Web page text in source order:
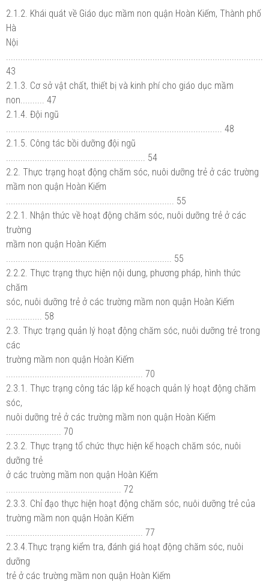
2.1.2. Khái quát về Giáo dục mầm non quận Hoàn Kiếm, Thành phố
Hà
Nội
43
2.1.3. Cơ sở vật chất, thiết bị và kinh phí cho giáo dục mầm
non.......... 47
2.1.4. Đội ngũ
.......................................................................................... 48
2.1.5. Công tác bồi dưỡng đội ngũ
.......................................................... 54
2.2. Thực trạng hoạt động chăm sóc, nuôi dưỡng trẻ ở các trường
mầm non quận Hoàn Kiếm
...................................................................... 55
2.2.1. Nhận thức về hoạt động chăm sóc, nuôi dưỡng trẻ ở các
trường
mầm non quận Hoàn Kiếm
..................................................................... 55
2.2.2. Thực trạng thực hiện nội dung, phương pháp, hình thức
chăm
sóc, nuôi dưỡng trẻ ở các trường mầm non quận Hoàn Kiếm
............... 58
2.3. Thực trạng quản lý hoạt động chăm sóc, nuôi dưỡng trẻ trong
các
trường mầm non quận Hoàn Kiếm
......................................................... 70
2.3.1. Thực trạng công tác lập kế hoạch quản lý hoạt động chăm
sóc,
nuôi dưỡng trẻ ở các trường mầm non quận Hoàn Kiếm
....................... 70
2.3.2. Thực trạng tổ chức thực hiện kế hoạch chăm sóc, nuôi
dưỡng trẻ
ở các trường mầm non quận Hoàn Kiếm
................................................ 72
2.3.3. Chỉ đạo thực hiện hoạt động chăm sóc, nuôi dưỡng trẻ của
trường mầm non quận Hoàn Kiếm
......................................................... 77
2.3.4.Thực trạng kiểm tra, đánh giá hoạt động chăm sóc, nuôi
dưỡng
trẻ ở các trường mầm non quận Hoàn Kiếm